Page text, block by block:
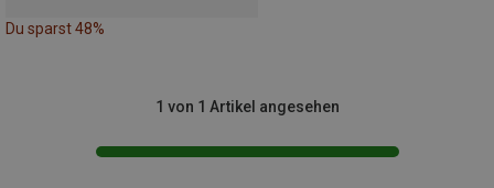
Du sparst 48%
1 von 1 Artikel angesehen